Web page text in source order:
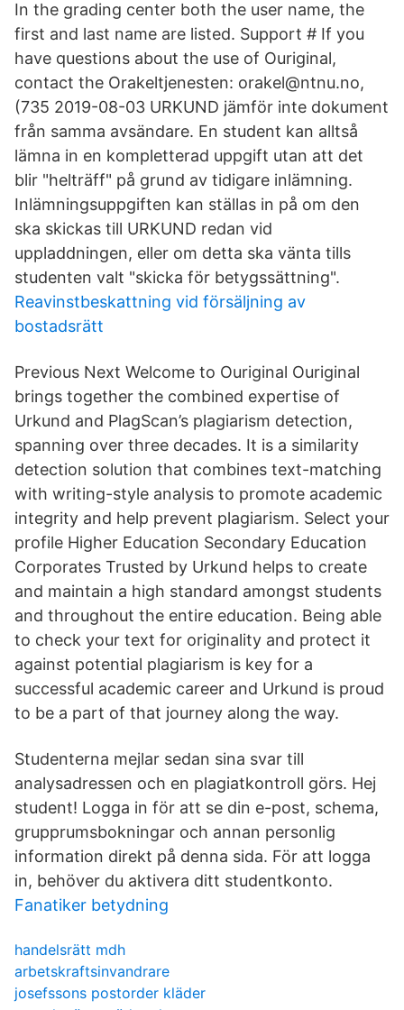
In the grading center both the user name, the
first and last name are listed. Support # If you
have questions about the use of Ouriginal,
contact the Orakeltjenesten: orakel@ntnu.no,
(735 2019-08-03 URKUND jämför inte dokument
från samma avsändare. En student kan alltså
lämna in en kompletterad uppgift utan att det
blir "helträff" på grund av tidigare inlämning.
Inlämningsuppgiften kan ställas in på om den
ska skickas till URKUND redan vid
uppladdningen, eller om detta ska vänta tills
studenten valt "skicka för betygssättning".
Reavinstbeskattning vid försäljning av
bostadsrätt
Previous Next Welcome to Ouriginal Ouriginal
brings together the combined expertise of
Urkund and PlagScan’s plagiarism detection,
spanning over three decades. It is a similarity
detection solution that combines text-matching
with writing-style analysis to promote academic
integrity and help prevent plagiarism. Select your
profile Higher Education Secondary Education
Corporates Trusted by Urkund helps to create
and maintain a high standard amongst students
and throughout the entire education. Being able
to check your text for originality and protect it
against potential plagiarism is key for a
successful academic career and Urkund is proud
to be a part of that journey along the way.
Studenterna mejlar sedan sina svar till
analysadressen och en plagiatkontroll görs. Hej
student! Logga in för att se din e-post, schema,
grupprumsbokningar och annan personlig
information direkt på denna sida. För att logga
in, behöver du aktivera ditt studentkonto.
Fanatiker betydning
handelsrätt mdh
arbetskraftsinvandrare
josefssons postorder kläder